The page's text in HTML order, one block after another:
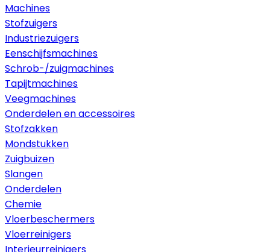
Machines
Stofzuigers
Industriezuigers
Eenschijfsmachines
Schrob-/zuigmachines
Tapijtmachines
Veegmachines
Onderdelen en accessoires
Stofzakken
Mondstukken
Zuigbuizen
Slangen
Onderdelen
Chemie
Vloerbeschermers
Vloerreinigers
Interieurreinigers